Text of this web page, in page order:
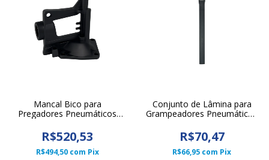
Mancal Bico para
Pregadores Pneumáticos
R$520,53
R$494,50 com Pix
Conjunto de Lâmina para
Grampeadores Pneumáticos
R$70,47
R$66,95 com Pix